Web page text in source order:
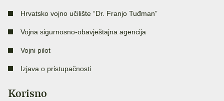
Hrvatsko vojno učilište “Dr. Franjo Tuđman”
Vojna sigurnosno-obavještajna agencija
Vojni pilot
Izjava o pristupačnosti
Korisno